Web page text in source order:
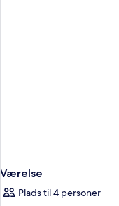
Værelse
Plads til 4 personer